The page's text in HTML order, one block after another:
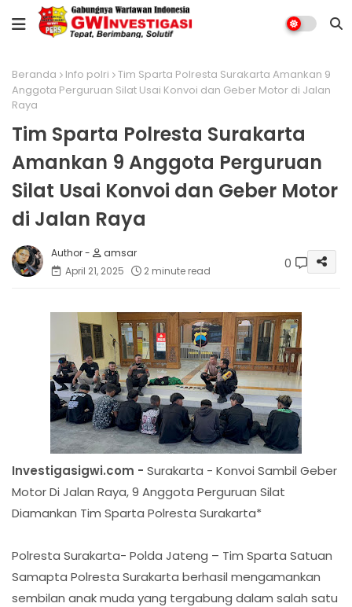
Beranda Info polri
Tim Sparta Polresta Surakarta Amankan 9
Anggota Perguruan Silat Usai Konvoi dan Geber Motor di Jalan
Raya
Tim Sparta Polresta Surakarta
Amankan 9 Anggota Perguruan
Silat Usai Konvoi dan Geber Motor
di Jalan Raya
amsar
April 21, 2025
2 minute read 0
Investigasigwi.com - Surakarta - Konvoi Sambil Geber
Motor Di Jalan Raya, 9 Anggota Perguruan Silat
Diamankan Tim Sparta Polresta Surakarta*
Polresta Surakarta- Polda Jateng – Tim Sparta Satuan
Samapta Polresta Surakarta berhasil mengamankan
sembilan anak muda yang tergabung dalam salah satu